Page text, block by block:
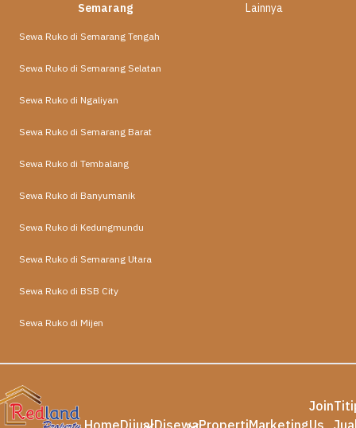
Semarang
Lainnya
Sewa Ruko di Semarang Tengah
Sewa Ruko di Semarang Selatan
Sewa Ruko di Ngaliyan
Sewa Ruko di Semarang Barat
Sewa Ruko di Tembalang
Sewa Ruko di Banyumanik
Sewa Ruko di Kedungmundu
Sewa Ruko di Semarang Utara
Sewa Ruko di BSB City
Sewa Ruko di Mijen
HomeDijualDisewaPropertiMarketing
Join
Us